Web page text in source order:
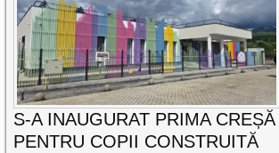
S-A INAUGURAT PRIMA CREȘĂ
PENTRU COPII CONSTRUITĂ